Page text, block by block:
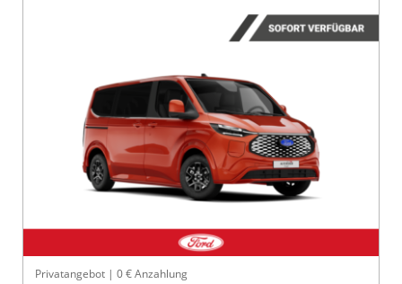
Privatangebot | 0 € Anzahlung